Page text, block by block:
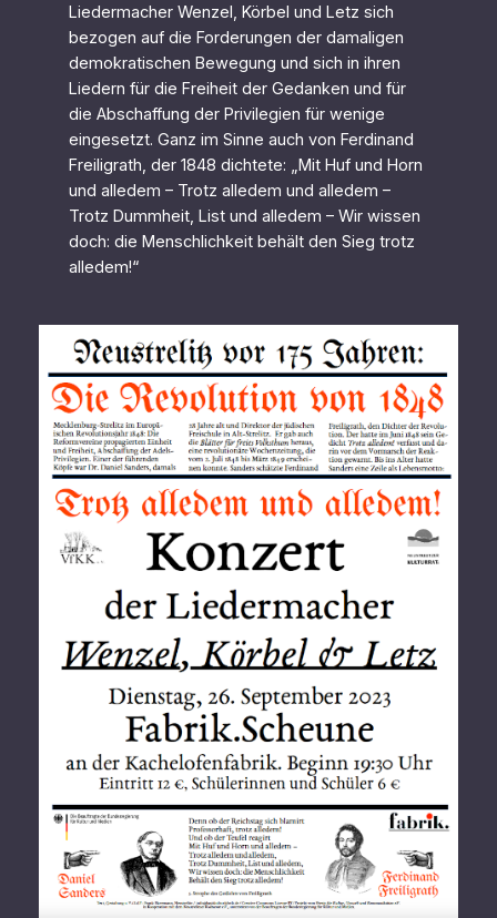
Liedermacher Wenzel, Körbel und Letz sich
bezogen auf die Forderungen der damaligen
demokratischen Bewegung und sich in ihren
Liedern für die Freiheit der Gedanken und für
die Abschaffung der Privilegien für wenige
eingesetzt. Ganz im Sinne auch von Ferdinand
Freiligrath, der 1848 dichtete: „Mit Huf und Horn
und alledem – Trotz alledem und alledem –
Trotz Dummheit, List und alledem – Wir wissen
doch: die Menschlichkeit behält den Sieg trotz
alledem!“